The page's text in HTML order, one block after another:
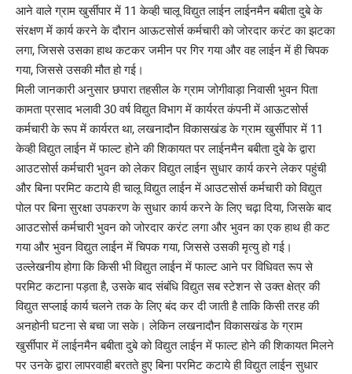
आने वाले ग्राम खुर्सीपार में 11 केव्ही चालू विद्युत लाईन लाईनमैन बबीता दुबे के
संरक्षण में कार्य करने के दौरान आऊटसोर्स कर्मचारी को जोरदार करंट का झटका
लगा, जिससे उसका हाथ कटकर जमीन पर गिर गया और वह लाईन में ही चिपक
गया, जिससे उसकी मौत हो गई।
मिली जानकारी अनुसार छपारा तहसील के ग्राम जोगीवाड़ा निवासी भुवन पिता
कामता प्रसाद भलावी 30 वर्ष विद्युत विभाग में कार्यरत कंपनी में आऊटसोर्स
कर्मचारी के रूप में कार्यरत था, लखनादौन विकासखंड के ग्राम खुर्सीपार में 11
केव्ही विद्युत लाईन में फाल्ट होने की शिकायत पर लाईनमैन बबीता दुबे के द्वारा
आउटसोर्स कर्मचारी भुवन को लेकर विद्युत लाईन सुधार कार्य करने लेकर पहुंची
और बिना परमिट कटाये ही चालू विद्युत लाईन में आउटसोर्स कर्मचारी को विद्युत
पोल पर बिना सुरक्षा उपकरण के सुधार कार्य करने के लिए चढ़ा दिया, जिसके बाद
आउटसोर्स कर्मचारी भुवन को जोरदार करंट लगा और भुवन का एक हाथ ही कट
गया और भुवन विद्युत लाईन में चिपक गया, जिससे उसकी मृत्यु हो गई।
उल्लेखनीय होगा कि किसी भी विद्युत लाईन में फाल्ट आने पर विधिवत रूप से
परमिट कटाना पड़ता है, उसके बाद संबंधि विद्युत सब स्टेशन से उक्त क्षेत्र की
विद्युत सप्लाई कार्य चलने तक के लिए बंद कर दी जाती है ताकि किसी तरह की
अनहोनी घटना से बचा जा सके। लेकिन लखनादौन विकासखंड के ग्राम
खुर्सीपार में लाईनमैन बबीता दुबे को विद्युत लाईन में फाल्ट होने की शिकायत मिलने
पर उनके द्वारा लापरवाही बरतते हुए बिना परमिट कटाये ही विद्युत लाईन सुधार